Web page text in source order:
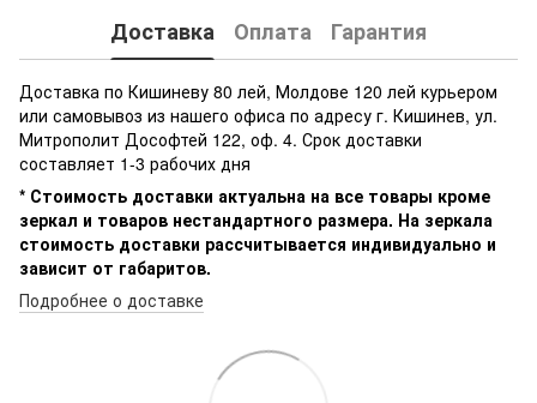
Доставка Оплата Гарантия
Доставка по Кишиневу 80 лей, Молдове 120 лей курьером
или самовывоз из нашего офиса по адресу г. Кишинев, ул.
Митрополит Дософтей 122, оф. 4. Срок доставки
составляет 1-3 рабочих дня
* Стоимость доставки актуальна на все товары кроме
зеркал и товаров нестандартного размера. На зеркала
стоимость доставки рассчитывается индивидуально и
зависит от габаритов.
Подробнее о доставке